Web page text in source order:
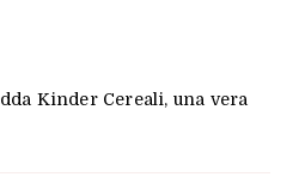
Kinder Cereali, una vera